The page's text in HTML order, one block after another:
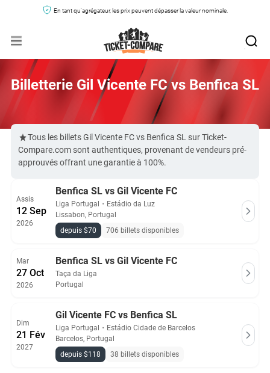
En tant qu'agrégateur, les prix peuvent dépasser la valeur nominale.
Billetterie Gil Vicente FC vs Benfica SL
Tous les billets Gil Vicente FC vs Benfica SL sur Ticket-
Compare.com sont authentiques, provenant de vendeurs pré-
approuvés offrant une garantie à 100%.
Assis
12 Sep
2026
Benfica SL vs Gil Vicente FC
Liga Portugal ・ Estádio da Luz
Lissabon, Portugal
depuis $70
706 billets disponibles
Mar
27 Oct
2026
Benfica SL vs Gil Vicente FC
Taça da Liga
Portugal
Dim
21 Fév
2027
Gil Vicente FC vs Benfica SL
Liga Portugal ・ Estádio Cidade de Barcelos
Barcelos, Portugal
depuis $118
38 billets disponibles